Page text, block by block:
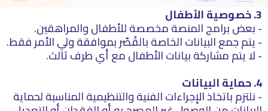
3. خصوصية الأطفال
- بعض برامج المنصة مخصصة للأطفال والمراهقين.
- يتم جمع البيانات الخاصة بالقُصّر بموافقة ولي الأمر فقط.
- لا يتم مشاركة بيانات الأطفال مع أي طرف ثالث.
4. حماية البيانات
- نلتزم باتخاذ الإجراءات الفنية والتنظيمية المناسبة لحماية